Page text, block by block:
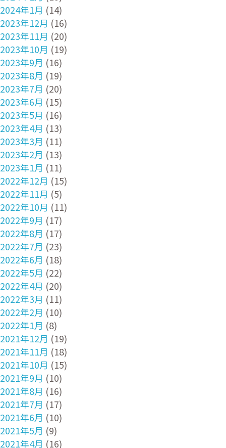
2024年1月 (14)
2023年12月 (16)
2023年11月 (20)
2023年10月 (19)
2023年9月 (16)
2023年8月 (19)
2023年7月 (20)
2023年6月 (15)
2023年5月 (16)
2023年4月 (13)
2023年3月 (11)
2023年2月 (13)
2023年1月 (11)
2022年12月 (15)
2022年11月 (5)
2022年10月 (11)
2022年9月 (17)
2022年8月 (17)
2022年7月 (23)
2022年6月 (18)
2022年5月 (22)
2022年4月 (20)
2022年3月 (11)
2022年2月 (10)
2022年1月 (8)
2021年12月 (19)
2021年11月 (18)
2021年10月 (15)
2021年9月 (10)
2021年8月 (16)
2021年7月 (17)
2021年6月 (10)
2021年5月 (9)
2021年4月 (16)